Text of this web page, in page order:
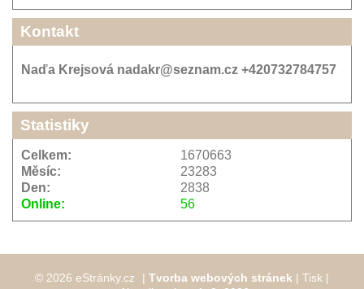
Kontakt
Naďa Krejsová nadakr@seznam.cz +420732784757
Statistiky
Online: 56
Celkem:
1670663
Měsíc:
23283
Den:
2838
© 2026 eStránky.cz | Tvorba webových stránek | Tisk |